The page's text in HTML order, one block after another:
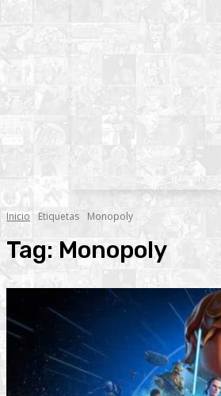
Inicio Etiquetas Monopoly
Tag: Monopoly